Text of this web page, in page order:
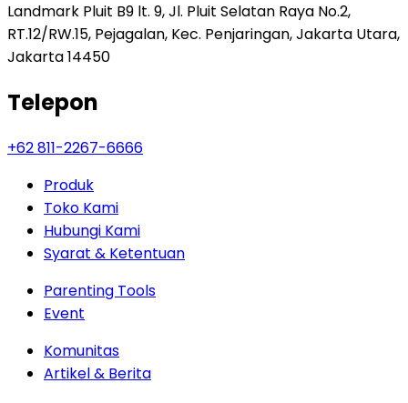
Landmark Pluit B9 lt. 9, Jl. Pluit Selatan Raya No.2,
RT.12/RW.15, Pejagalan, Kec. Penjaringan, Jakarta Utara,
Jakarta 14450
Telepon
+62 811-2267-6666
Produk
Toko Kami
Hubungi Kami
Syarat & Ketentuan
Parenting Tools
Event
Komunitas
Artikel & Berita